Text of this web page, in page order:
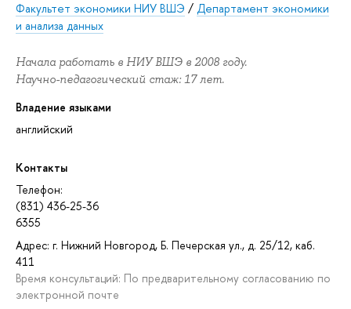
Факультет экономики НИУ ВШЭ / Департамент экономики
и анализа данных
Начала работать в НИУ ВШЭ в 2008 году.
Научно-педагогический стаж: 17 лет.
Владение языками
английский
Контакты
Телефон:
(831) 436-25-36
6355
Адрес: г. Нижний Новгород, Б. Печерская ул., д. 25/12, каб.
411
Время консультаций: По предварительному согласованию по
электронной почте